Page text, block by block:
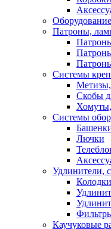
Патроны,
Системы
Скобы
Системы
Лючки
Удлинители,
Каучуковые